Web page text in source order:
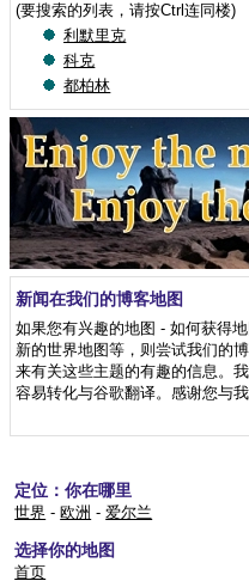
(要搜索的列表，请按Ctrl连同楼)
利默里克
科克
都柏林
新闻在我们的博客地图
如果您有兴趣的地图 - 如何获得
新的世界地图等，则尝试我们的
来有关这些主题的有趣的信息。
容易转化与谷歌翻译。感谢您与我
定位：你在哪里
世界 -欧洲 -爱尔兰
选择你的地图
首页